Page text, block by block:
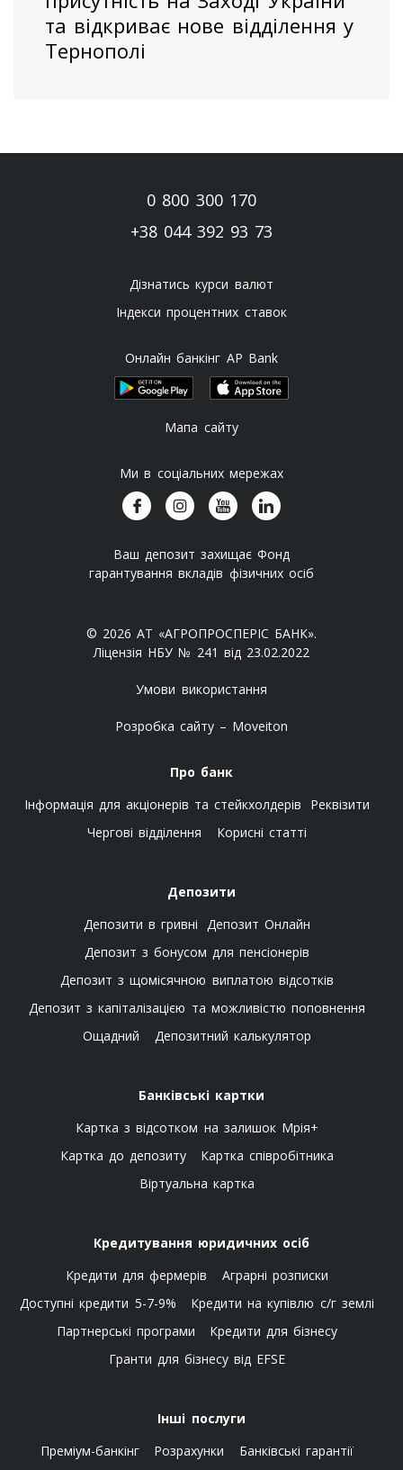
та відкриває нове відділення у
Тернополі
0 800 300 170
+38 044 392 93 73
Дізнатись курси валют
Індекси процентних ставок
Онлайн банкінг AP Bank
Мапа сайту
Ми в соціальних мережах
Ваш депозит захищає Фонд
гарантування вкладів фізичних осіб
© 2026 АТ «АГРОПРОСПЕРІС БАНК».
Ліцензія НБУ № 241 від 23.02.2022
Умови використання
Розробка сайту – Moveiton
Про банк
Інформація для акціонерів та стейкхолдерів
Реквізити
Чергові відділення
Корисні статті
Депозити
Депозити в гривні Депозит Онлайн
Депозит з бонусом для пенсіонерів
Депозит з щомісячною виплатою відсотків
Депозит з капіталізацією та можливістю поповнення
Ощадний
Депозитний калькулятор
Банківські картки
Картка з відсотком на залишок Мрія+
Картка до депозиту
Картка співробітника
Віртуальна картка
Кредитування юридичних осіб
Кредити для фермерів
Аграрні розписки
Доступні кредити 5-7-9%
Кредити на купівлю с/г землі
Партнерські програми
Кредити для бізнесу
Гранти для бізнесу від EFSE
Інші послуги
Преміум-банкінг
Розрахунки Банківські гарантії